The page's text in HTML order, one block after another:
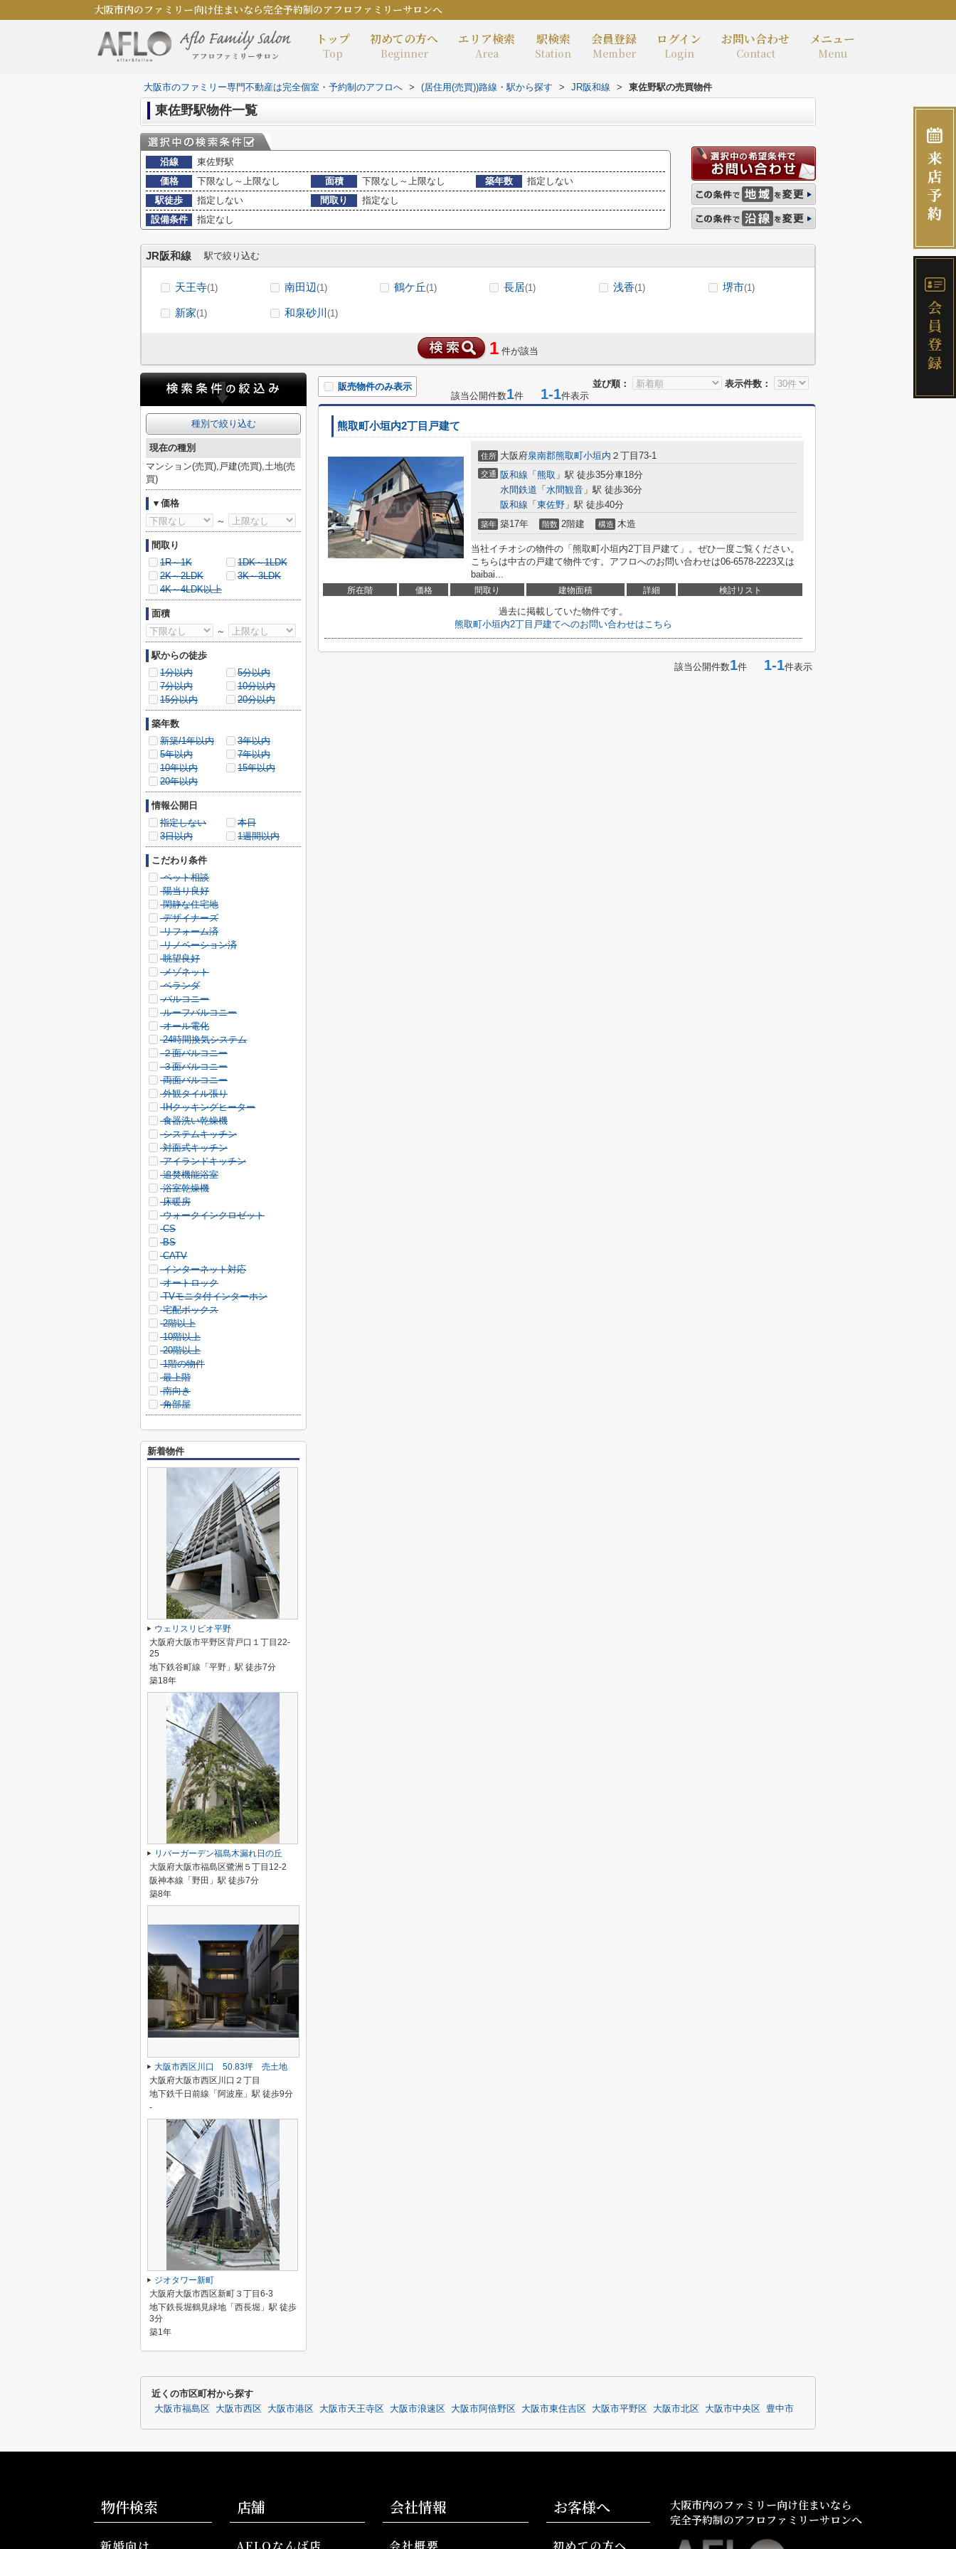
大阪市内のファミリー向け住まいなら完全予約制のアフロファミリーサロンへ
トップ
Top
初めての方へ
Beginner
エリア検索
Area
駅検索
Station
会員登録
Member
ログイン
Login
お問い合わせ
Contact
メニュー
Menu
大阪市のファミリー専門不動産は完全個室・予約制のアフロへ > (居住用(売買))路線・駅から探す > JR阪和線 > 東佐野駅の売買物件
東佐野駅物件一覧
沿線
東佐野駅
価格
下限なし～上限なし 面積 下限なし～上限なし 築年数
指定しない
駅徒歩
指定しない 間取り
指定なし
設備条件
指定なし
JR阪和線 駅で絞り込む
天王寺(1) 南田辺(1) 鶴ケ丘(1) 長居(1) 浅香(1) 堺市(1)
新家(1) 和泉砂川 (1)
1 件が該当
並び順： 表示件数：
販売物件のみ表示
該当公開件数1件 1-1件表示
熊取町小垣内2丁目戸建て
住所 大阪府泉南郡熊取町小垣内 ２丁目73-1
交通 阪和線 「 熊取 」駅 徒歩35分車18分
水間鉄道 「 水間観音 」駅 徒歩36分
阪和線 「 東佐野 」駅 徒歩40分
築年 築17年 階数 2階建 構造 木造
当社イチオシの物件の「熊取町小垣内2丁目戸建て」。ぜひ一度ご覧ください。
こちらは中古の戸建て物件です。アフロへのお問い合わせは06-6578-2223又は
baibai...
所在階 価格 間取り 建物面積 詳細 検討リスト
過去に掲載していた物件です。
熊取町小垣内2丁目戸建てへのお問い合わせはこちら
該当公開件数1件 1-1件表示
種別で絞り込む
現在の種別
マンション(売買),戸建(売買),土地(売
買)
▼価格
～
間取り
1R～1K
1DK～1LDK
2K～2LDK
3K～3LDK
4K～4LDK以上
面積
～
駅からの徒歩
1分以内
5分以内
7分以内
10分以内
15分以内
20分以内
築年数
新築/1年以内
3年以内
5年以内
7年以内
10年以内
15年以内
20年以内
情報公開日
指定しない
本日
3日以内
1週間以内
こだわり条件
ペット相談
陽当り良好
閑静な住宅地
デザイナーズ
リフォーム済
リノベーション済
眺望良好
メゾネット
ベランダ
バルコニー
ルーフバルコニー
オール電化
24時間換気システム
２面バルコニー
３面バルコニー
両面バルコニー
外観タイル張り
IHクッキングヒーター
食器洗い乾燥機
システムキッチン
対面式キッチン
アイランドキッチン
追焚機能浴室
浴室乾燥機
床暖房
ウォークインクロゼット
CS
BS
CATV
インターネット対応
オートロック
TVモニタ付インターホン
宅配ボックス
2階以上
10階以上
20階以上
1階の物件
最上階
南向き
角部屋
新着物件
ウェリスリビオ平野
大阪府大阪市平野区背戸口１丁目22-
25
地下鉄谷町線「平野」駅 徒歩7分
築18年
リバーガーデン福島木漏れ日の丘
大阪府大阪市福島区鷺洲５丁目12-2
阪神本線「野田」駅 徒歩7分
築8年
大阪市西区川口 50.83坪 売土地
大阪府大阪市西区川口２丁目
地下鉄千日前線「阿波座」駅 徒歩9分
-
ジオタワー新町
大阪府大阪市西区新町３丁目6-3
地下鉄長堀鶴見緑地「西長堀」駅 徒歩
3分
築1年
近くの市区町村から探す
大阪市福島区 大阪市西区 大阪市港区 大阪市天王寺区 大阪市浪速区 大阪市阿倍野区 大阪市東住吉区 大阪市平野区 大阪市北区 大阪市中央区 豊中市
物件検索 店舗 会社情報 お客様へ
大阪市内のファミリー向け住まいなら
完全予約制のアフロファミリーサロンへ